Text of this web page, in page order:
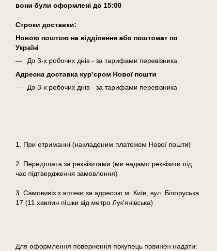
вони були оформлені до 15:00
Cтроки доставки:
Новою поштою на відділення або поштомат по
Україні
До 3-х робочих днів - за тарифами перевізника
Адресна доставка кур’єром Нової пошти
До 3-х робочих днів - за тарифами перевізника
1. При отриманні (накладеним платежем Нової пошти)
2. Передплата за реквізитами (ми надамо реквізити під
час підтвердження замовлення)
3. Самовивіз з аптеки за адресою м. Київ, вул. Білоруська
17 (11 хвилин пішки від метро Лук'янівська)
Для оформлення повернення покупець повинен надати: